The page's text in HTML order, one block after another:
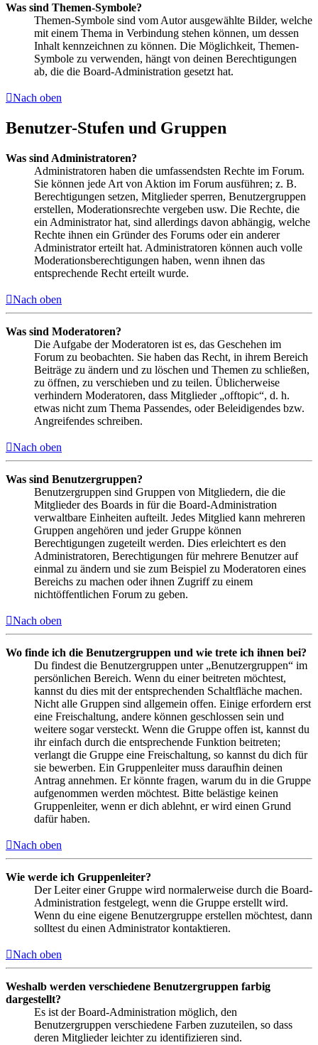
Was sind Themen-Symbole?
Themen-Symbole sind vom Autor ausgewählte Bilder, welche
mit einem Thema in Verbindung stehen können, um dessen
Inhalt kennzeichnen zu können. Die Möglichkeit, Themen-
Symbole zu verwenden, hängt von deinen Berechtigungen
ab, die die Board-Administration gesetzt hat.
Nach oben
Benutzer-Stufen und Gruppen
Was sind Administratoren?
Administratoren haben die umfassendsten Rechte im Forum.
Sie können jede Art von Aktion im Forum ausführen; z. B.
Berechtigungen setzen, Mitglieder sperren, Benutzergruppen
erstellen, Moderationsrechte vergeben usw. Die Rechte, die
ein Administrator hat, sind allerdings davon abhängig, welche
Rechte ihnen ein Gründer des Forums oder ein anderer
Administrator erteilt hat. Administratoren können auch volle
Moderationsberechtigungen haben, wenn ihnen das
entsprechende Recht erteilt wurde.
Nach oben
Was sind Moderatoren?
Die Aufgabe der Moderatoren ist es, das Geschehen im
Forum zu beobachten. Sie haben das Recht, in ihrem Bereich
Beiträge zu ändern und zu löschen und Themen zu schließen,
zu öffnen, zu verschieben und zu teilen. Üblicherweise
verhindern Moderatoren, dass Mitglieder „offtopic“, d. h.
etwas nicht zum Thema Passendes, oder Beleidigendes bzw.
Angreifendes schreiben.
Nach oben
Was sind Benutzergruppen?
Benutzergruppen sind Gruppen von Mitgliedern, die die
Mitglieder des Boards in für die Board-Administration
verwaltbare Einheiten aufteilt. Jedes Mitglied kann mehreren
Gruppen angehören und jeder Gruppe können
Berechtigungen zugeteilt werden. Dies erleichtert es den
Administratoren, Berechtigungen für mehrere Benutzer auf
einmal zu ändern und sie zum Beispiel zu Moderatoren eines
Bereichs zu machen oder ihnen Zugriff zu einem
nichtöffentlichen Forum zu geben.
Nach oben
Wo finde ich die Benutzergruppen und wie trete ich ihnen bei?
Du findest die Benutzergruppen unter „Benutzergruppen“ im
persönlichen Bereich. Wenn du einer beitreten möchtest,
kannst du dies mit der entsprechenden Schaltfläche machen.
Nicht alle Gruppen sind allgemein offen. Einige erfordern erst
eine Freischaltung, andere können geschlossen sein und
weitere sogar versteckt. Wenn die Gruppe offen ist, kannst du
ihr einfach durch die entsprechende Funktion beitreten;
verlangt die Gruppe eine Freischaltung, so kannst du dich für
sie bewerben. Ein Gruppenleiter muss daraufhin deinen
Antrag annehmen. Er könnte fragen, warum du in die Gruppe
aufgenommen werden möchtest. Bitte belästige keinen
Gruppenleiter, wenn er dich ablehnt, er wird einen Grund
dafür haben.
Nach oben
Wie werde ich Gruppenleiter?
Der Leiter einer Gruppe wird normalerweise durch die Board-
Administration festgelegt, wenn die Gruppe erstellt wird.
Wenn du eine eigene Benutzergruppe erstellen möchtest, dann
solltest du einen Administrator kontaktieren.
Nach oben
Weshalb werden verschiedene Benutzergruppen farbig
dargestellt?
Es ist der Board-Administration möglich, den
Benutzergruppen verschiedene Farben zuzuteilen, so dass
deren Mitglieder leichter zu identifizieren sind.